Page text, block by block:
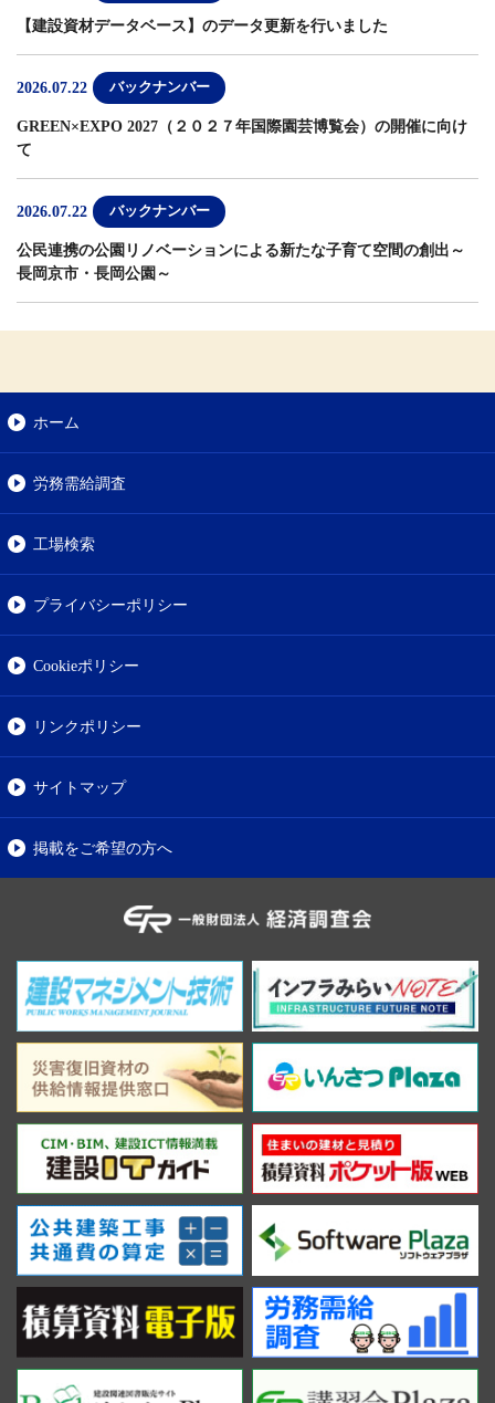
【建設資材データベース】 のデータ更新を行いました
2026.07.22 バックナンバー
GREEN×EXPO 2027（２０２７年国際園芸博覧会）の開催に向け
て
2026.07.22 バックナンバー
公民連携の公園リノベーションによる新たな子育て空間の創出～
長岡京市・長岡公園～
ホーム
労務需給調査
工場検索
プライバシーポリシー
Cookieポリシー
リンクポリシー
サイトマップ
掲載をご希望の方へ